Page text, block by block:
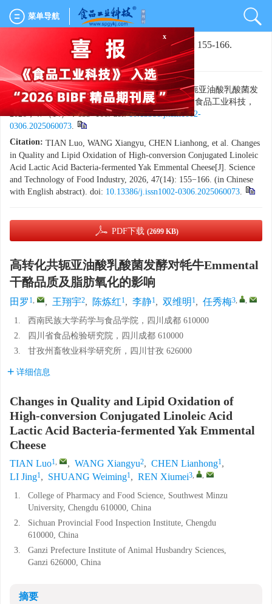
菜单导航
食品工业科技> 47(14)
: 155-166.
10.13386/j.issn1002-0306.2025060073
引用本文:田罗，王翔宇，陈炼红，等. 高转化共轭亚油酸乳酸菌发
酵对牦牛Emmental干酪品质及脂肪氧化的影响[J]. 食品工业科技，
2026，47（14）：155−166. doi:10.13386/j.issn1002-
0306.2025060073.
Citation: TIAN Luo, WANG Xiangyu, CHEN Lianhong, et al. Changes
in Quality and Lipid Oxidation of High-conversion Conjugated Linoleic
Acid Lactic Acid Bacteria-fermented Yak Emmental Cheese[J]. Science
and Technology of Food Industry, 2026, 47(14): 155−166. (in Chinese
with English abstract). doi: 10.13386/j.issn1002-0306.2025060073.
PDF下载 (2699 KB)
高转化共轭亚油酸乳酸菌发酵对牦牛Emmental
干酪品质及脂肪氧化的影响
田罗 1, , 王翔宇2, 陈炼红1, 李静1, 双维明 1, 任秀梅3, ,
1.
西南民族大学药学与食品学院，四川成都 610000
2.
四川省食品检验研究院，四川成都 610000
3.
甘孜州畜牧业科学研究所，四川甘孜 626000
详细信息
Changes in Quality and Lipid Oxidation of
High-conversion Conjugated Linoleic Acid
Lactic Acid Bacteria-fermented Yak Emmental
Cheese
TIAN Luo1, , WANG Xiangyu2, CHEN Lianhong1,
LI Jing1, SHUANG Weiming1, REN Xiumei3, ,
1.
College of Pharmacy and Food Science, Southwest Minzu
University, Chengdu 610000, China
2.
Sichuan Provincial Food Inspection Institute, Chengdu
610000, China
3.
Ganzi Prefecture Institute of Animal Husbandry Sciences,
Ganzi 626000, China
摘要